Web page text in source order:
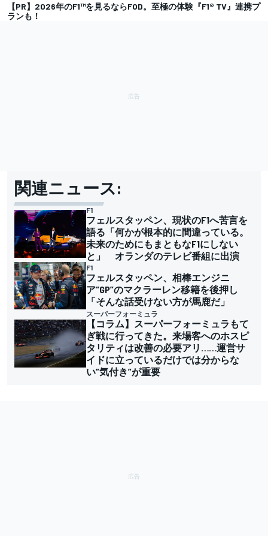
【PR】2026年のF1™︎を見るならFOD。至極の体験『F1® TV』連携プ
ランも！
関連ニュース:
F1
フェルスタッペン、現状のF1へ苦言を
語る「何かが根本的に間違っている。
未来のためにもまともなF1にしない
と」 オランダのテレビ番組に出演
F1
フェルスタッペン、相棒エンジニ
ア“GP”のマクラーレン移籍を後押し
「そんな話受けない方が馬鹿だ」
スーパーフォーミュラ
【コラム】スーパーフォーミュラもて
ぎ戦に行ってきた。来場客へのホスピ
タリティは改善の必要アリ……運営サ
イドに立っているだけでは分からな
い”気付き”が重要